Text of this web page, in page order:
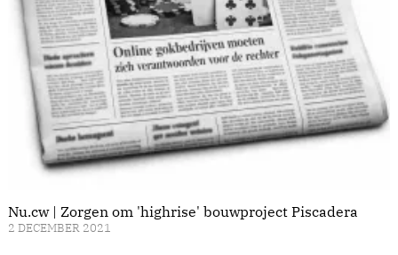
Nu.cw | Zorgen om 'highrise' bouwproject Piscadera
2 DECEMBER 2021